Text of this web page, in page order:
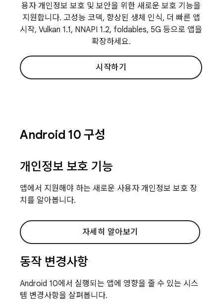
용자 개인정보 보호 및 보안을 위한 새로운 보호 기능을
지원합니다. 고성능 코덱, 향상된 생체 인식, 더 빠른 앱
시작, Vulkan 1.1, NNAPI 1.2, foldables, 5G 등으로 앱을
확장하세요.
시작하기
Android 10 구성
개인정보 보호 기능
앱에서 지원해야 하는 새로운 사용자 개인정보 보호 장
치를 알아봅니다.
자세히 알아보기
동작 변경사항
Android 10에서 실행되는 앱에 영향을 줄 수 있는 시스
템 변경사항을 살펴봅니다.